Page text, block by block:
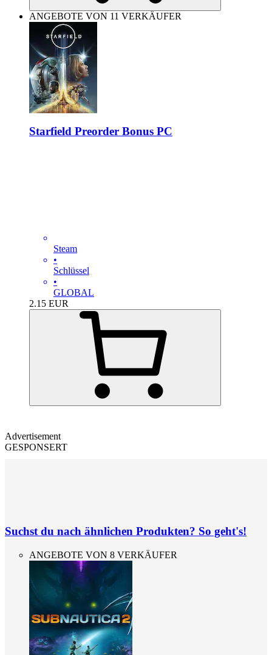
ANGEBOTE VON 11 VERKÄUFER
Starfield Preorder Bonus PC
Steam
•
Schlüssel
•
GLOBAL
2.15 EUR
Advertisement
GESPONSERT
Suchst du nach ähnlichen Produkten? So geht's!
ANGEBOTE VON 8 VERKÄUFER